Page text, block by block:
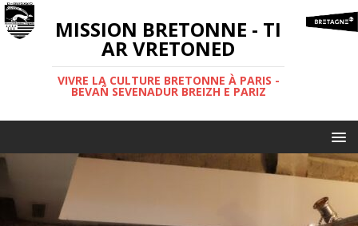
MISSION BRETONNE - TI
AR VRETONED
VIVRE LA CULTURE BRETONNE À PARIS -
BEVAÑ SEVENADUR BREIZH E PARIZ